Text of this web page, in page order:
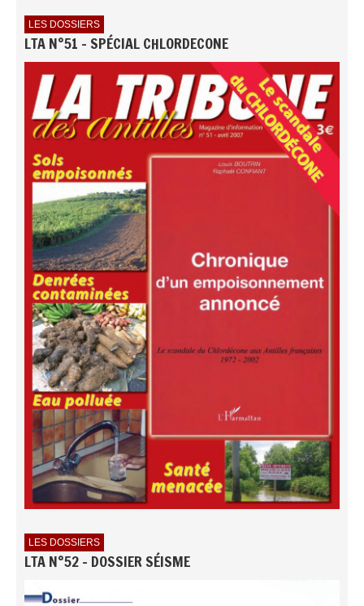
LES DOSSIERS
LTA N°51 - SPÉCIAL CHLORDECONE
LES DOSSIERS
LTA N°52 - DOSSIER SÉISME